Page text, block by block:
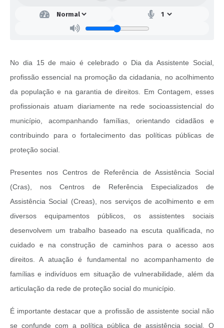
No dia 15 de maio é celebrado o Dia da Assistente Social,
profissão essencial na promoção da cidadania, no acolhimento
da população e na garantia de direitos. Em Contagem, esses
profissionais atuam diariamente na rede socioassistencial do
município, acompanhando famílias, orientando cidadãos e
contribuindo para o fortalecimento das políticas públicas de
proteção social.
Presentes nos Centros de Referência de Assistência Social
(Cras), nos Centros de Referência Especializados de
Assistência Social (Creas), nos serviços de acolhimento e em
diversos equipamentos públicos, os assistentes sociais
desenvolvem um trabalho baseado na escuta qualificada, no
cuidado e na construção de caminhos para o acesso aos
direitos. A atuação é fundamental no acompanhamento de
famílias e indivíduos em situação de vulnerabilidade, além da
articulação da rede de proteção social do município.
É importante destacar que a profissão de assistente social não
se confunde com a política pública de assistência social. O